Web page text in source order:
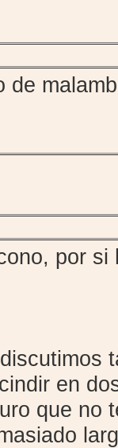
de
por si
en
que no